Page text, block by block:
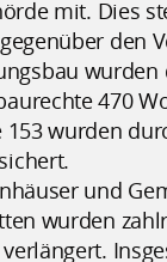
mit. Dies
den
wurden
470
153 wurden
und
wurden